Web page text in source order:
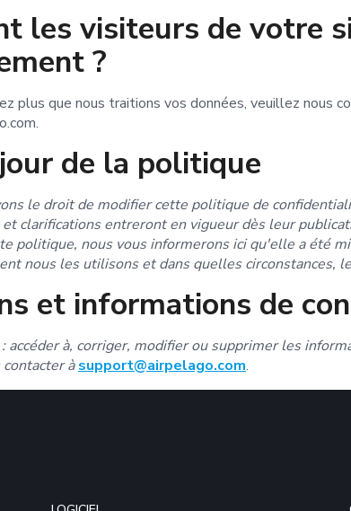
les visiteurs de votre
?
plus que nous traitions vos données, veuillez nous
de la politique
le droit de modifier cette politique de
clarifications entreront en vigueur dès leur
politique, nous vous informerons ici qu'elle a été
nous les utilisons et dans quelles circonstances,
et informations de
accéder à, corriger, modifier ou supprimer les
àsupport@airpelago.com.